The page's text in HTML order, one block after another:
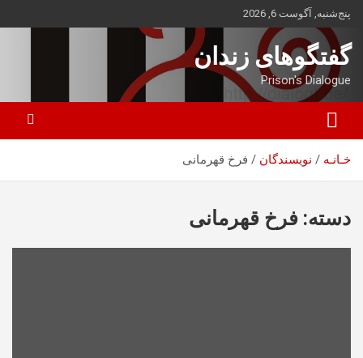
محتوا
بروید
پنج‌شنبه, آگوست 6, 2026
گفتگوهای زندان
Prison's Dialogue
خـانـه نویسندگان فرخ قهرمانی
دسته: فرخ قهرمانی